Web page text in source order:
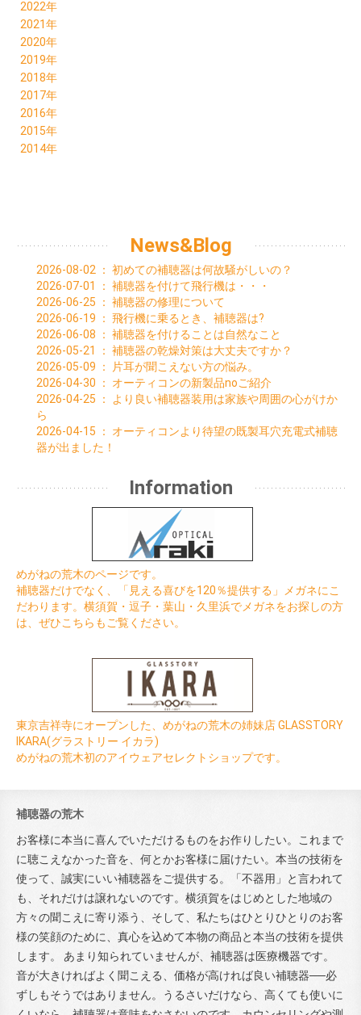
09月 (3)
08月 (2)
07月 (1)
06月 (4)
05月 (3)
04月 (2)
03月 (4)
02月 (2)
01月 (5)
11月 (4)
10月 (5)
09月 (2)
08月 (3)
07月 (4)
06月 (5)
05月 (3)
04月 (6)
03月 (4)
02月 (3)
12月 (3)
11月 (4)
10月 (4)
09月 (4)
08月 (5)
07月 (3)
06月 (6)
05月 (6)
04月 (6)
03月 (5)
2022年
12月 (10)
11月 (6)
10月 (5)
09月 (7)
08月 (7)
07月 (7)
06月 (6)
05月 (8)
04月 (5)
2021年
12月 (6)
11月 (5)
10月 (4)
09月 (7)
08月 (7)
07月 (5)
06月 (8)
05月 (12)
2020年
12月 (7)
11月 (6)
10月 (6)
09月 (5)
08月 (5)
07月 (6)
06月 (8)
2019年
12月 (7)
11月 (6)
10月 (9)
09月 (8)
08月 (8)
07月 (2)
2018年
12月 (4)
11月 (7)
10月 (3)
09月 (6)
08月 (4)
2017年
12月 (1)
10月 (1)
09月 (1)
2016年
12月 (4)
11月 (1)
03月 (1)
01月 (4)
2015年
12月 (1)
01月 (1)
2014年
News&Blog
2026-08-02 ： 初めての補聴器は何故騒がしいの？
2026-07-01
： 補聴器を付けて飛行機は・・・
2026-06-25 ： 補聴器の修理について
2026-06-19 ： 飛行機に乗るとき、補聴器は?
2026-06-08 ： 補聴器を付けることは自然なこと
2026-05-21
： 補聴器の乾燥対策は大丈夫ですか？
2026-05-09 ：
片耳が聞こえない方の悩み。
2026-04-30 ： オーティコンの新製品noご紹介
2026-04-25 ： より良い補聴器装用は家族や周囲の心がけか
ら
2026-04-15 ： オーティコンより待望の既製耳穴充電式補聴
器が出ました！
Information
めがねの荒木のページです。
補聴器だけでなく、「見える喜びを120％提供する」メガネにこ
だわります。横須賀・逗子・葉山・久里浜でメガネをお探しの方
は、ぜひこちらもご覧ください。
東京吉祥寺にオープンした、めがねの荒木の姉妹店 GLASSTORY
IKARA(グラストリー イカラ)
めがねの荒木初のアイウェアセレクトショップです。
補聴器の荒木
お客様に本当に喜んでいただけるものをお作りしたい。これまで
に聴こえなかった音を、何とかお客様に届けたい。本当の技術を
使って、誠実にいい補聴器をご提供する。「不器用」と言われて
も、それだけは譲れないのです。横須賀をはじめとした地域の
方々の聞こえに寄り添う、そして、私たちはひとりひとりのお客
様の笑顔のために、真心を込めて本物の商品と本当の技術を提供
します。 あまり知られていませんが、補聴器は医療機器です。
音が大きければよく聞こえる、価格が高ければ良い補聴器──必
ずしもそうではありません。うるさいだけなら、高くても使いに